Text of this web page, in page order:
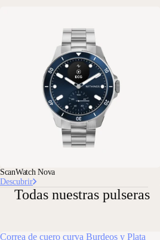
ScanWatch Nova
Descubrir
Todas nuestras pulseras
Correa de cuero curva Burdeos y Plata